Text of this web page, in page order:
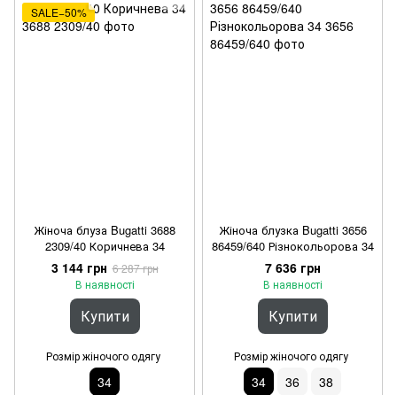
SALE−50%
Жіноча блуза Bugatti 3688
2309/40 Коричнева 34
3 144 грн 6 287 грн
В наявності
Купити
Розмір жіночого одягу
34
Жіноча блузка Bugatti 3656
86459/640 Різнокольорова 34
7 636 грн
В наявності
Купити
Розмір жіночого одягу
34 36 38